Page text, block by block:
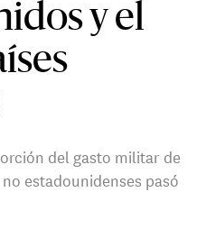
y el
del gasto militar de
estadounidenses pasó